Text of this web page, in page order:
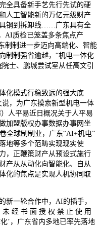
全具备新手艺先行先试的硬
人工智能新的万亿元级财产
钢到拆卸线……广东具有全
AI质检已笼盖多条焦点产
制制进一步迈向高端化、智能
制制强省逾越，“机电一体化
士、鹏城尝试室从任高文引
模式行稳致远的强大底
，为广东摸索新型机电一体
人平易近日概况关于人平易
加盟版权办事数据办事网坐
全球制制业，广东“AI+机电”
地等多个范畴实现现实使
，正鞭策财产从预设式施行
产从从动化向智能化、自从
化的焦点是实现人机协同取
一轮合作中，AI的插手，
经 书 面 授 权 禁 止 使 用
’，广东省内多地已率先落地